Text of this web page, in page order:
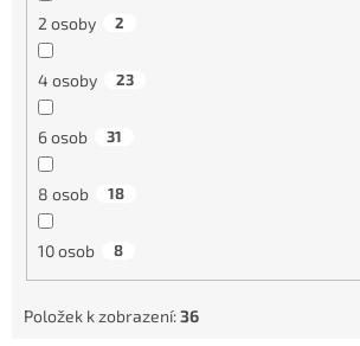
2 osoby 2
4 osoby 23
6 osob 31
8 osob 18
10 osob 8
Položek k zobrazení:36